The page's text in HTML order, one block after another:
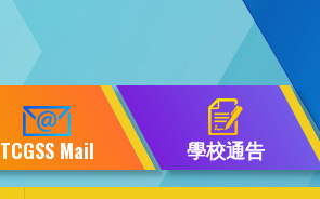
TCGSS Mail 學校通告